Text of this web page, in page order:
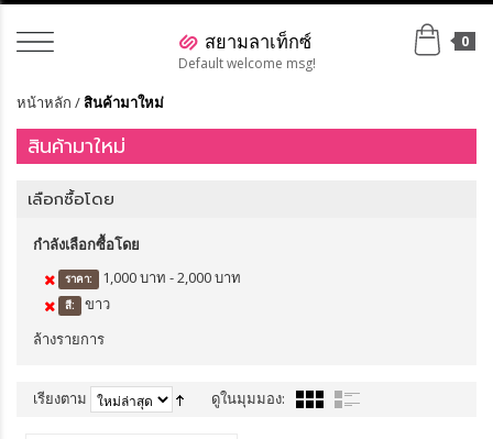
Default welcome msg!
0
หน้าหลัก /สินค้ามาใหม่
สินค้ามาใหม่
เลือกซื้อโดย
กำลังเลือกซื้อโดย
ราคา: 1,000 บาท - 2,000 บาท
สี:
ขาว
ล้างรายการ
เรียงตาม
ดูในมุมมอง: